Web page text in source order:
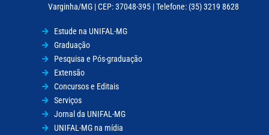
Varginha/MG | CEP: 37048-395 | Telefone: (35) 3219 8628
Estude na UNIFAL-MG
Graduação
Pesquisa e Pós-graduação
Extensão
Concursos e Editais
Serviços
Jornal da UNIFAL-MG
UNIFAL-MG na mídia